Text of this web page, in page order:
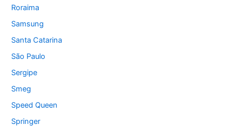
Roraima
Samsung
Santa Catarina
São Paulo
Sergipe
Smeg
Speed Queen
Springer